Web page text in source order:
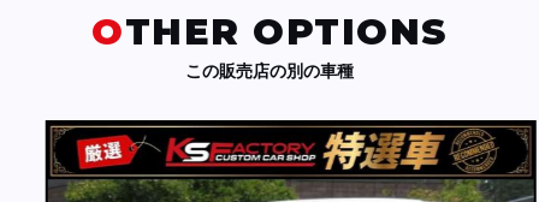
OTHER OPTIONS
この販売店の別の車種